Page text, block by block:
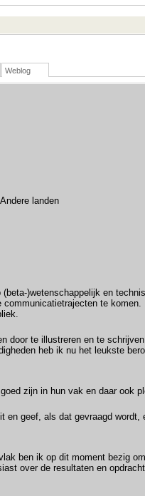
Weblog
landen
)wetenschappelijk en
te
door te illustreren en te
heb ik nu het leukste
zijn in hun vak en daar ook
en geef, als dat gevraagd
ben ik op dit moment bezig
over de resultaten en